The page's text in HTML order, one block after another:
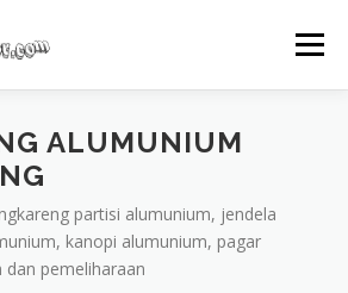
Menu
ALUMUNIUM
partisi alumunium, jendela
kanopi alumunium, pagar
dan pemeliharaan